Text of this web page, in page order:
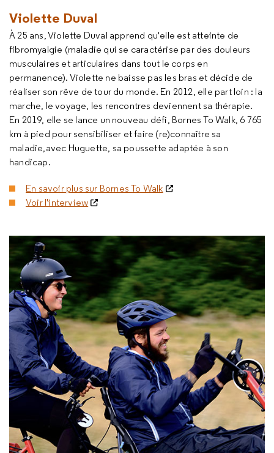
Violette Duval
À 25 ans, Violette Duval apprend qu'elle est atteinte de
fibromyalgie (maladie qui se caractérise par des douleurs
musculaires et articulaires dans tout le corps en
permanence). Violette ne baisse pas les bras et décide de
réaliser son rêve de tour du monde. En 2012, elle part loin : la
marche, le voyage, les rencontres deviennent sa thérapie.
En 2019, elle se lance un nouveau défi, Bornes To Walk, 6 765
km à pied pour sensibiliser et faire (re)connaître sa
maladie,avec Huguette, sa poussette adaptée à son
handicap.
En savoir plus sur Bornes To Walk
Voir l'interview